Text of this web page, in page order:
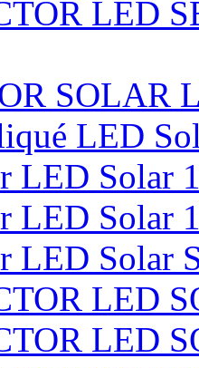
LED
SOLAR
LED
LED Solar
LED Solar
LED Solar
LED
LED